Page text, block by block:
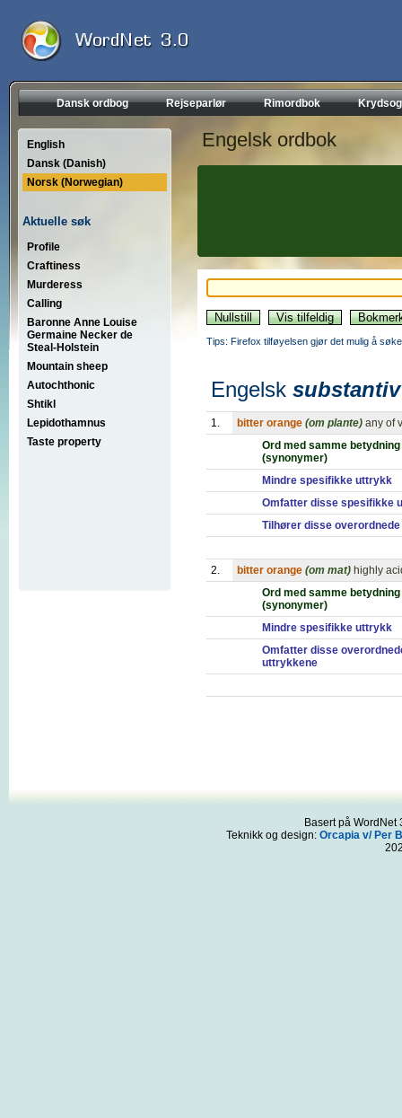
Dansk ordbog Rejseparlør Rimordbok
English
Dansk (Danish)
Norsk (Norwegian)
Aktuelle søk
Profile
Craftiness
Murderess
Calling
Baronne Anne Louise
Germaine Necker de
Steal-Holstein
Mountain sheep
Autochthonic
Shtikl
Lepidothamnus
Taste property
Engelsk ordbok
Tips: Firefox tilføyelsen gjør det mulig å
Engelsk substantiv
1. bitter orange (om plante) any of
Ord med samme betydning
(synonymer)
Mindre spesifikke uttrykk
Omfatter disse spesifikke
Tilhører disse
2. bitter orange (om mat) highly
Ord med samme betydning
(synonymer)
Mindre spesifikke uttrykk
Omfatter disse
uttrykkene
Basert på
Teknikk og design: Orcapia v/ Per